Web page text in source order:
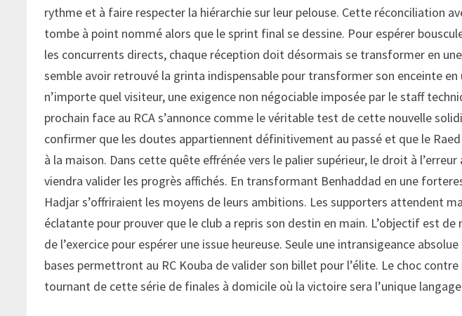
rythme et à faire respecter la hiérarchie sur leur pelouse. Cette réconciliation
tombe à point nommé alors que le sprint final se dessine. Pour espérer
les concurrents directs, chaque réception doit désormais se transformer en
semble avoir retrouvé la grinta indispensable pour transformer son enceinte
n’importe quel visiteur, une exigence non négociable imposée par le staff
prochain face au RCA s’annonce comme le véritable test de cette nouvelle
confirmer que les doutes appartiennent définitivement au passé et que le
à la maison. Dans cette quête effrénée vers le palier supérieur, le droit à
viendra valider les progrès affichés. En transformant Benhaddad en une
Hadjar s’offriraient les moyens de leurs ambitions. Les supporters attendent
éclatante pour prouver que le club a repris son destin en main. L’objectif est de
de l’exercice pour espérer une issue heureuse. Seule une intransigeance
bases permettront au RC Kouba de valider son billet pour l’élite. Le choc
tournant de cette série de finales à domicile où la victoire sera l’unique